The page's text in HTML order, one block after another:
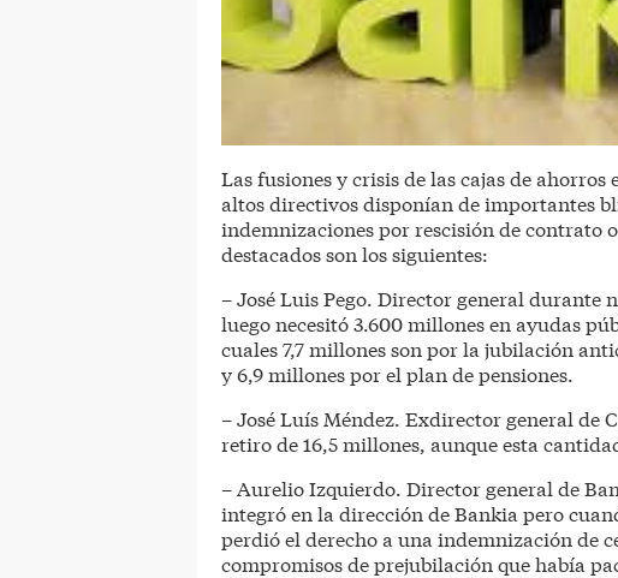
Las fusiones y crisis de las cajas de
altos directivos disponían de importantes
indemnizaciones por rescisión de contrato
destacados son los siguientes:
– José Luis Pego. Director general durante
luego necesitó 3.600 millones en ayudas
cuales 7,7 millones son por la jubilación
y 6,9 millones por el plan de pensiones.
– José Luís Méndez. Exdirector general de
retiro de 16,5 millones, aunque esta
– Aurelio Izquierdo. Director general de
integró en la dirección de Bankia pero
perdió el derecho a una indemnización de
compromisos de prejubilación que había